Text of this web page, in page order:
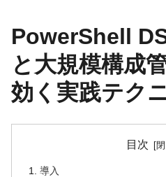
PowerShell
と大規模構成
効く実践テク
目次
導入